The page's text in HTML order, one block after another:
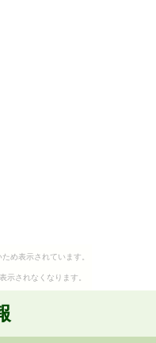
め表示されています。
示されなくなります。